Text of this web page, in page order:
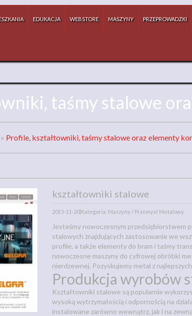
EDUKACJA WEBSTORE MASZYNY PRZEPROWADZKI
taśmy stalowe
» Profile, kształtowniki, taśmy stalowe oraz elementy
kształtowniki stalowe
2015-11-20|Kategoria: Maszyny / Przemysł Metalowy
Jesteśmy nowoczesnym przedsiębiorstwem
stalowych znajdujących zastosowanie we
profile, a także elementy do bram i taśmy
nowoczesne maszyny do cyfrowej obróbki
nierdzewnej. Pozyskujemy metal z
Produkcja wyrobów
Kształtowniki stalowe są popularnie
wysoką wytrzymałością i odpornością na
instalowane zarówno wewnątrz, jak i na